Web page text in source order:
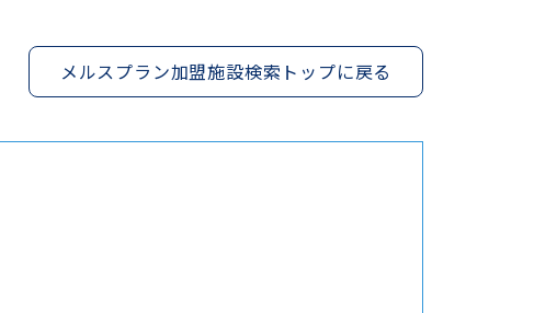
メルスプラン加盟施設検索トップに戻る